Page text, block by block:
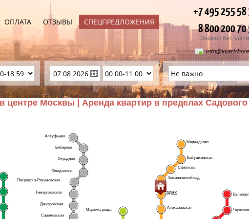
ОПЛАТА ОТЗЫВЫ СПЕЦПРЕДЛОЖЕНИЯ
+7 495 255 58
8 800 200 70
Звонок
info@kvart-
центре Москвы | Аренда квартир в пределах
Бульвар
Медведково
Бабушкинская
Свиблово
Ботанический сад
ВДНХ
Алексеевская
Савеловская
Дмитровская
Тимирязевская
Петровско-Разумовская
Владыкино
Отрадное
Бибирево
Алтуфьево
Марьина роща